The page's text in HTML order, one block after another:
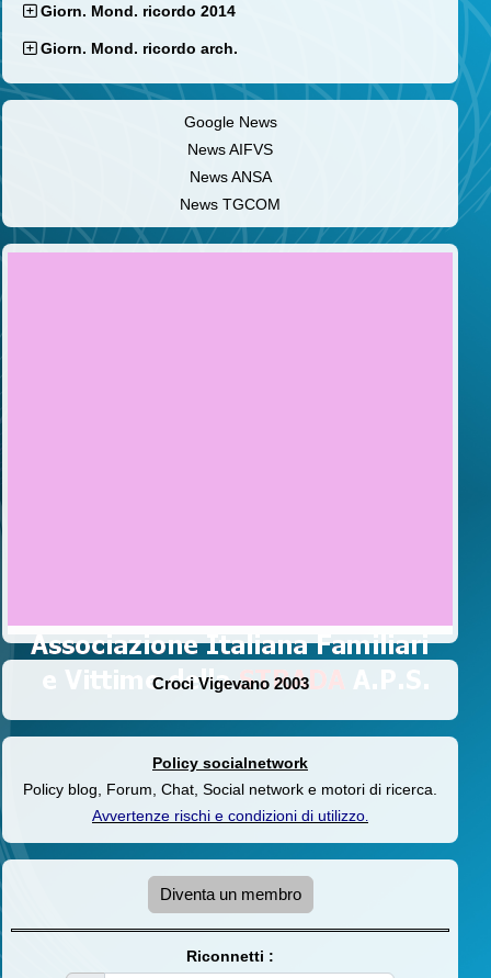
Giorn. Mond. ricordo 2014
Giorn. Mond. ricordo arch.
Google News
News AIFVS
News ANSA
News TGCOM
Croci Vigevano 2003
Policy socialnetwork
Policy blog, Forum, Chat, Social network e motori di ricerca.
Avvertenze rischi e condizioni di utilizzo.
Diventa un membro
Riconnetti :